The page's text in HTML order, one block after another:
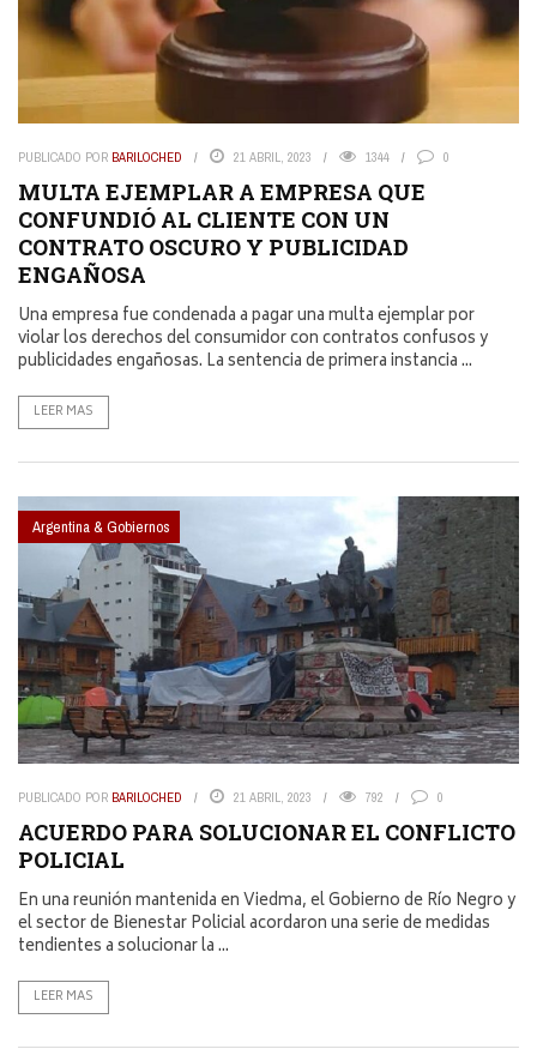
PUBLICADO POR BARILOCHED 21 ABRIL, 2023 1344 0
MULTA EJEMPLAR A EMPRESA QUE
CONFUNDIÓ AL CLIENTE CON UN
CONTRATO OSCURO Y PUBLICIDAD
ENGAÑOSA
Una empresa fue condenada a pagar una multa ejemplar por
violar los derechos del consumidor con contratos confusos y
publicidades engañosas. La sentencia de primera instancia ...
LEER MAS
Argentina & Gobiernos
PUBLICADO POR BARILOCHED 21 ABRIL, 2023 792 0
ACUERDO PARA SOLUCIONAR EL CONFLICTO
POLICIAL
En una reunión mantenida en Viedma, el Gobierno de Río Negro y
el sector de Bienestar Policial acordaron una serie de medidas
tendientes a solucionar la ...
LEER MAS